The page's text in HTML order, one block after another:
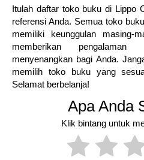
Itulah daftar toko buku di Lippo
referensi Anda. Semua toko
memiliki keunggulan masing-
memberikan
menyenangkan bagi Anda.
memilih toko buku yang
Selamat berbelanja!
Apa Anda
Klik bintang untuk